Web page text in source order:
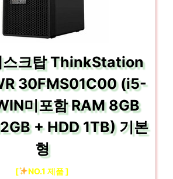
스크탑 ThinkStation
30FMS01C00 (i5-
미포함 RAM 8GB
+ HDD 1TB) 기본
형
[ NO.1 제품 ]